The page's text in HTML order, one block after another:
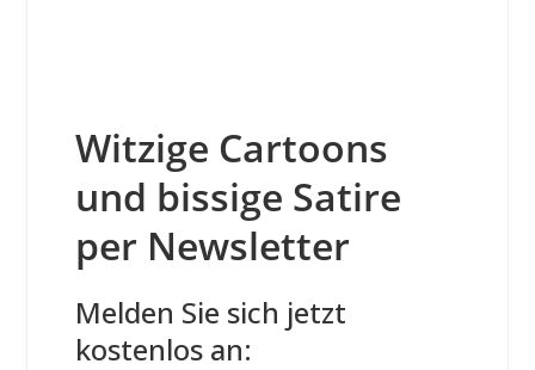
Witzige Cartoons
und bissige Satire
per Newsletter
Melden Sie sich jetzt
kostenlos an: